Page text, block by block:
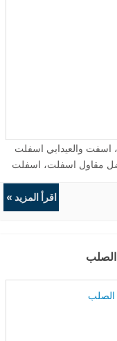
والعيدابي اسفلت
مقاول اسفلت، اسفلت
اسفلت امام المحلات
لداير والعيدابي ، ...
اقرأ المزيد »